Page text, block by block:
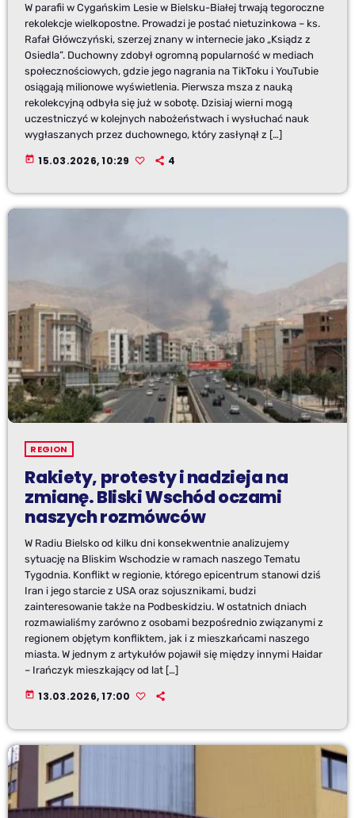
W parafii w Cygańskim Lesie w Bielsku-Białej trwają tegoroczne
rekolekcje wielkopostne. Prowadzi je postać nietuzinkowa – ks.
Rafał Główczyński, szerzej znany w internecie jako „Ksiądz z
Osiedla”. Duchowny zdobył ogromną popularność w mediach
społecznościowych, gdzie jego nagrania na TikToku i YouTubie
osiągają milionowe wyświetlenia. Pierwsza msza z nauką
rekolekcyjną odbyła się już w sobotę. Dzisiaj wierni mogą
uczestniczyć w kolejnych nabożeństwach i wysłuchać nauk
wygłaszanych przez duchownego, który zasłynął z […]
today 15.03.2026, 10:29 4
REGION
Rakiety, protesty i nadzieja na
zmianę. Bliski Wschód oczami
naszych rozmówców
W Radiu Bielsko od kilku dni konsekwentnie analizujemy
sytuację na Bliskim Wschodzie w ramach naszego Tematu
Tygodnia. Konflikt w regionie, którego epicentrum stanowi dziś
Iran i jego starcie z USA oraz sojusznikami, budzi
zainteresowanie także na Podbeskidziu. W ostatnich dniach
rozmawialiśmy zarówno z osobami bezpośrednio związanymi z
regionem objętym konfliktem, jak i z mieszkańcami naszego
miasta. W jednym z artykułów pojawił się między innymi Haidar
– Irańczyk mieszkający od lat […]
today 13.03.2026, 17:00